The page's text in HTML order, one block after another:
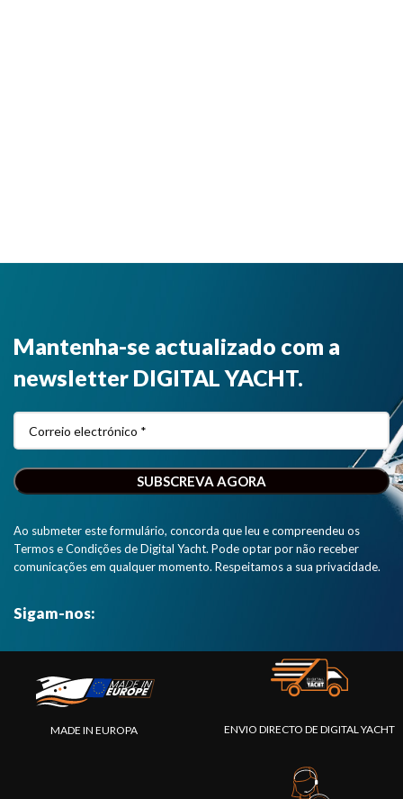
Mantenha-se actualizado com a
newsletter DIGITAL YACHT.
Ao submeter este formulário, concorda que leu e compreendeu os
Termos e Condições de Digital Yacht. Pode optar por não receber
comunicações em qualquer momento. Respeitamos a sua privacidade.
Sigam-nos:
MADE IN EUROPA ENVIO DIRECTO DE DIGITAL YACHT